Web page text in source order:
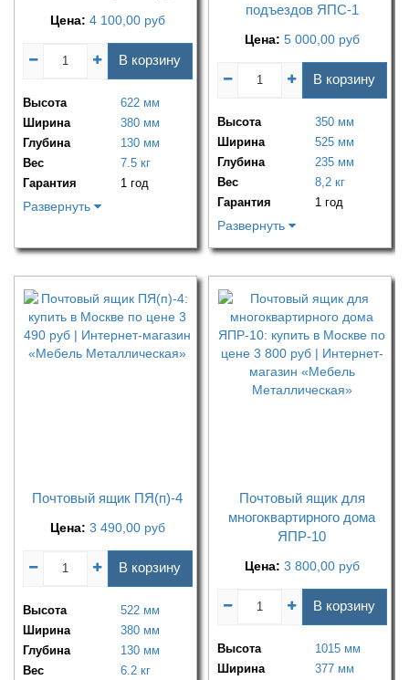
Цена: 4 100,00 руб
В корзину
Высота
622 мм
Ширина
380 мм
Глубина
130 мм
Вес
7.5 кг
Гарантия
1 год
Развернуть
подъездов ЯПС-1
Цена: 5 000,00 руб
В корзину
Высота
350 мм
Ширина
525 мм
Глубина
235 мм
Вес
8,2 кг
Гарантия
1 год
Развернуть
Почтовый ящик ПЯ(п)-4
Цена: 3 490,00 руб
В корзину
Высота
522 мм
Ширина
380 мм
Глубина
130 мм
Вес
6.2 кг
Почтовый ящик для
многоквартирного дома
ЯПР-10
Цена: 3 800,00 руб
В корзину
Высота
1015 мм
Ширина
377 мм